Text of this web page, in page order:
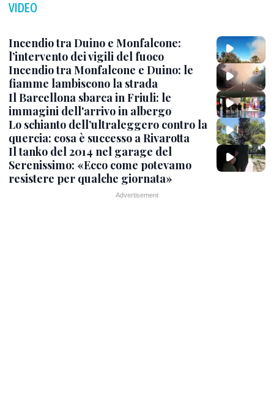
VIDEO
Incendio tra Duino e Monfalcone:
l’intervento dei vigili del fuoco
Incendio tra Monfalcone e Duino: le
fiamme lambiscono la strada
Il Barcellona sbarca in Friuli: le
immagini dell'arrivo in albergo
Lo schianto dell’ultraleggero contro la
quercia: cosa è successo a Rivarotta
Il tanko del 2014 nel garage del
Serenissimo: «Ecco come potevamo
resistere per qualche giornata»